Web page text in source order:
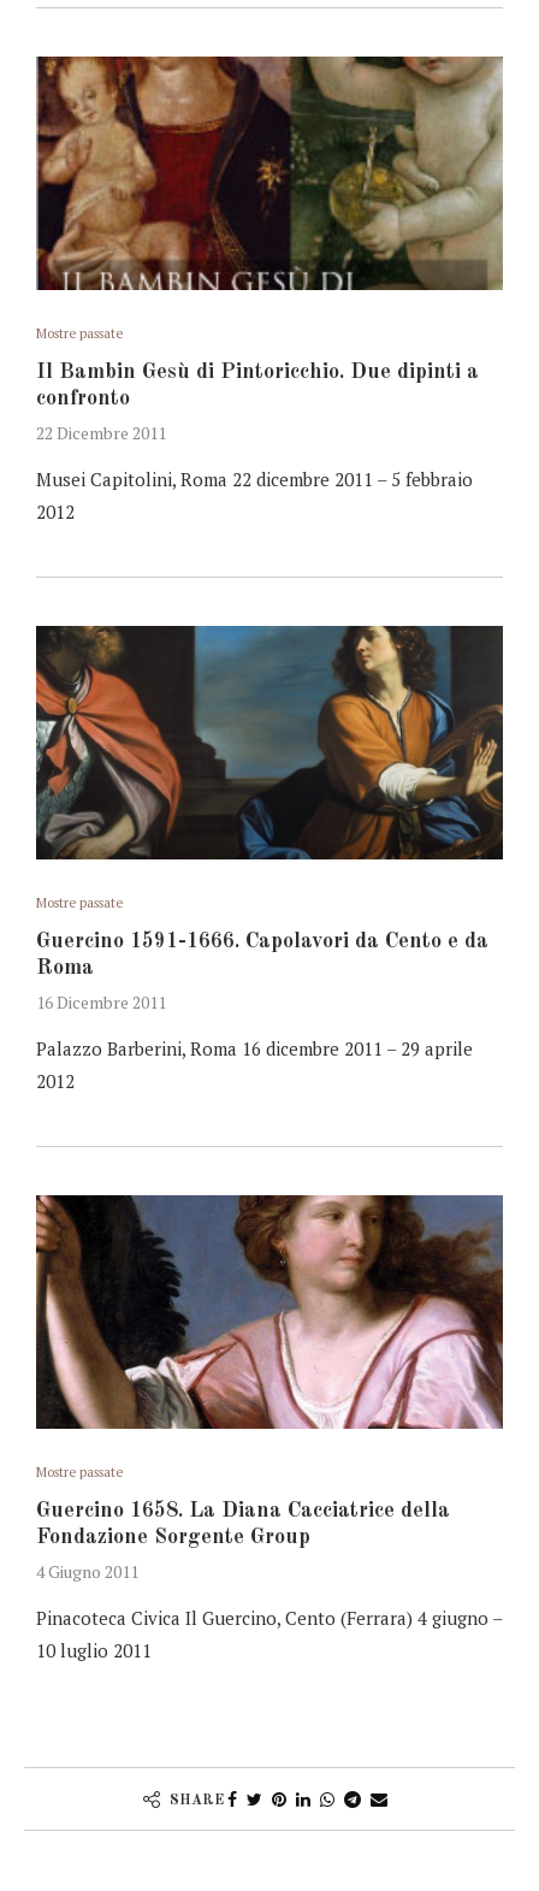
Mostre passate
Il Bambin Gesù di Pintoricchio. Due dipinti a
confronto
22 Dicembre 2011
Musei Capitolini, Roma 22 dicembre 2011 – 5 febbraio
2012
Mostre passate
Guercino 1591-1666. Capolavori da Cento e da
Roma
16 Dicembre 2011
Palazzo Barberini, Roma 16 dicembre 2011 – 29 aprile
2012
Mostre passate
Guercino 1658. La Diana Cacciatrice della
Fondazione Sorgente Group
4 Giugno 2011
Pinacoteca Civica Il Guercino, Cento (Ferrara) 4 giugno –
10 luglio 2011
SHARE